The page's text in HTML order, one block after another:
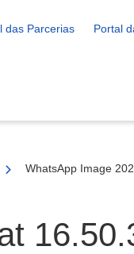
das Parcerias Portal
com implementos
WhatsApp Image